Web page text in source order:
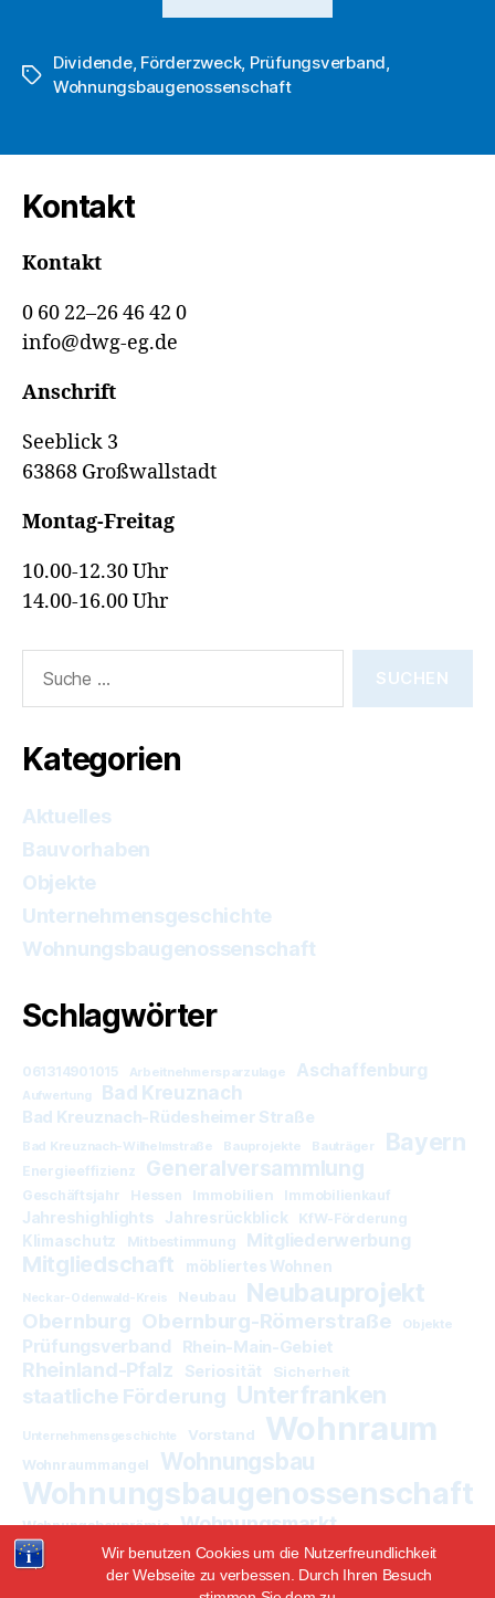
Wir benutzen Cookies um die Nutzerfreundlichkeit
der Webseite zu verbessen. Durch Ihren Besuch
in
eG:
Schlagwörter
Dividende, Förderzweck, Prüfungsverband
Wohnungsbaugenossenschaft
Kontakt
Kontakt
0 60 22–26 46 42 0
info@dwg-eg.de
Anschrift
Seeblick 3
63868 Großwallstadt
Montag-Freitag
10.00-12.30 Uhr
14.00-16.00 Uhr
nach:
Kategorien
Aktuelles
Bauvorhaben
Objekte
Unternehmensgeschichte
Wohnungsbaugenossenschaft
Schlagwörter
061314901015 Arbeitnehmersparzulage Aschaffenburg
Aufwertung Bad Kreuznach
Bad Kreuznach-Rüdesheimer Straße
Bad Kreuznach-Wilhelmstraße Bauprojekte Bauträger Bayern
Energieeffizienz Generalversammlung
Geschäftsjahr Hessen Immobilien Immobilienkauf
Jahreshighlights Jahresrückblick KfW-Förderung
Klimaschutz Mitbestimmung Mitgliederwerbung
Mitgliedschaft möbliertes Wohnen
Neckar-Odenwald-Kreis Neubau Neubauprojekt
Obernburg Obernburg-Römerstraße Objekte
Prüfungsverband Rhein-Main-Gebiet
Rheinland-Pfalz Seriosität Sicherheit
staatliche Förderung Unterfranken
Unternehmensgeschichte Vorstand Wohnraum
Wohnraummangel Wohnungsbau
Wohnungsbaugenossenschaft
Wohnungsbauprämie Wohnungsmarkt